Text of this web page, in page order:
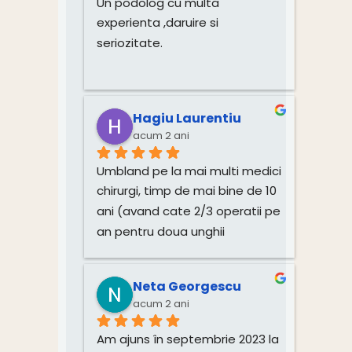
început zâmbetul unei femei
frumoase, muzica ambientala,
destins si relaxat.In sfârșit
unghiile mele sunt fericite
Mulțumesc pentru
profesionalism, doamna
Monica este un om deosebit si
minunat in tot ceea ce face,
drept dovada si mulțimea
diplomelor primite.Dacă aveți
probleme, nu ezitați sa o
contactați si nu veți regreta.
experienta ,daruire si
seriozitate.
Hagiu Laurentiu
acum 2 ani
Umbland pe la mai multi medici
chirurgi, timp de mai bine de 10
ani (avand cate 2/3 operatii pe
an pentru doua unghii
medicala). Acum 6 luni am avut
prima vizita la Dna. Monica, si
urmand cu strictețe indrumarile
Neta Georgescu
acum 2 ani
Am ajuns în septembrie 2023 la